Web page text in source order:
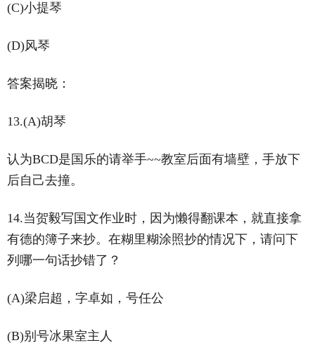
(C)小提琴
(D)风琴
答案揭晓：
13.(A)胡琴
认为BCD是国乐的请举手~~教室后面有墙壁，手放下
后自己去撞。
14.当贺毅写国文作业时，因为懒得翻课本，就直接拿
有德的簿子来抄。在糊里糊涂照抄的情况下，请问下
列哪一句话抄错了？
(A)梁启超，字卓如，号任公
(B)别号冰果室主人